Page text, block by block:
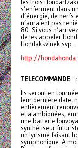
les trois
s’enferment dans
d’énergie, de nerfs
n’auraient pas
80. Si vous
de les appeler
Hondaksvinek svp.
http://
TELECOMMANDE-
Ils seront en
leur dernière date,
entièrement
et alambiquées,
une batterie
synthétiseur
un lyrisme faisant
symphonique. A